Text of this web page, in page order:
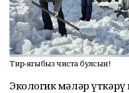
Тирә-ягыбыз чиста булсын!
Экологик өмәләрүткәрү